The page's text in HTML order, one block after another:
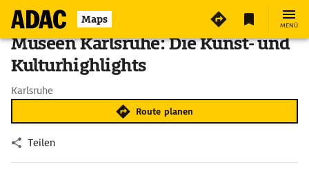
Maps MENÜ
Museen Karlsruhe: Die Kunst- und
Kulturhighlights
Karlsruhe
Route planen
Teilen